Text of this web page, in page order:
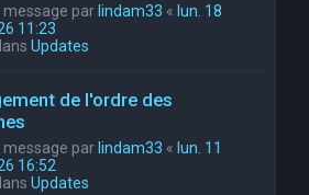
message parlindam33 « lun. 18
11:23
Updates
de l'ordre des
message parlindam33 « lun. 11
16:52
Updates